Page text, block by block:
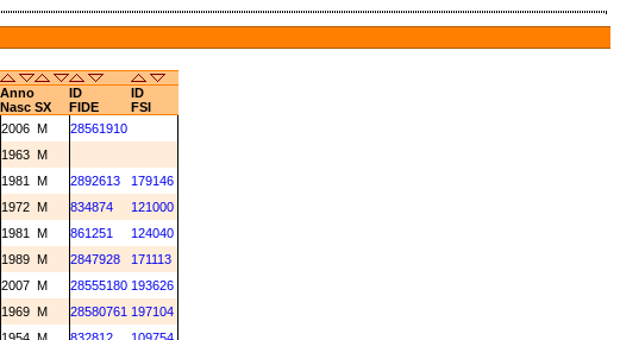
Anno ID
ID
Nasc SX FIDE
FSI
2006 M
28561910
1963 M
1981 M 2892613
179146
1972 M 834874
121000
1981 M 861251
124040
1989 M 2847928
171113
2007 M 28555180 193626
1969 M 28580761 197104